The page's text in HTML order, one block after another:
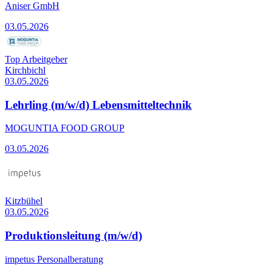
Aniser GmbH
03.05.2026
Top Arbeitgeber
Kirchbichl
03.05.2026
Lehrling (m/w/d) Lebensmitteltechnik
MOGUNTIA FOOD GROUP
03.05.2026
Kitzbühel
03.05.2026
Produktionsleitung (m/w/d)
impetus Personalberatung